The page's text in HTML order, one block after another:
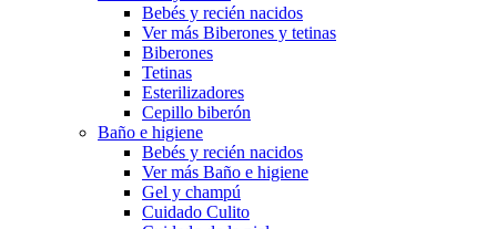
Bebés y recién nacidos
Ver más Biberones y tetinas
Biberones
Tetinas
Esterilizadores
Cepillo biberón
Baño e higiene
Bebés y recién nacidos
Ver más Baño e higiene
Gel y champú
Cuidado Culito